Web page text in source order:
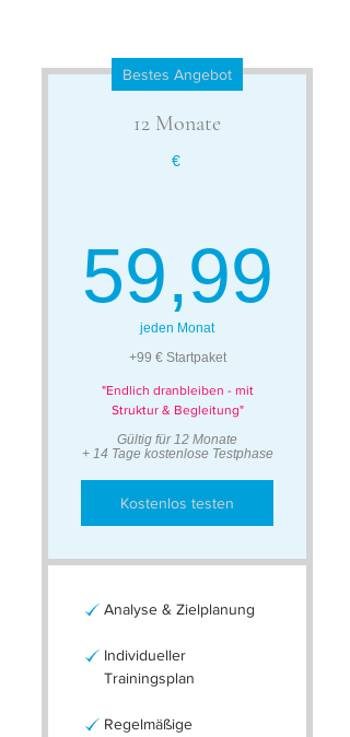
Bestes Angebot
12 Monate
€
59,99
jeden Monat
+99 € Startpaket
"Endlich dranbleiben - mit
Struktur & Begleitung"
Gültig für 12 Monate
+ 14 Tage kostenlose Testphase
Kostenlos testen
Analyse & Zielplanung
Individueller
Trainingsplan
Regelmäßige